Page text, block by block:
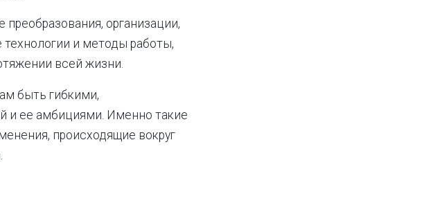
организации,
и методы работы,
всей жизни.
быть гибкими,
и ее амбициями. Именно такие
происходящие вокруг